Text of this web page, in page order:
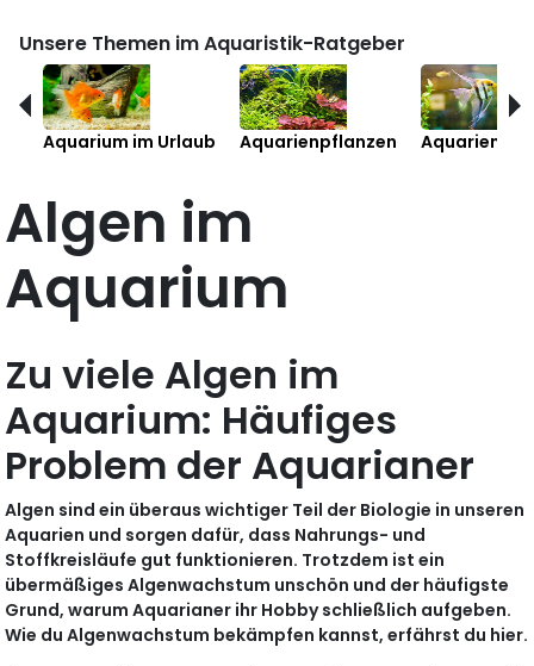
Unsere Themen im Aquaristik-Ratgeber
Aquarium im Urlaub Aquarienpflanzen
Algen im
Aquarium
Zu viele Algen im
Aquarium: Häufiges
Problem der Aquarianer
Algen sind ein überaus wichtiger Teil der Biologie in unseren
Aquarien und sorgen dafür, dass Nahrungs- und
Stoffkreisläufe gut funktionieren. Trotzdem ist ein
übermäßiges Algenwachstum unschön und der häufigste
Grund, warum Aquarianer ihr Hobby schließlich aufgeben.
Wie du Algenwachstum bekämpfen kannst, erfährst du hier.